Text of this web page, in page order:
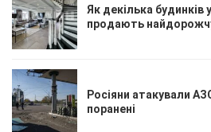
Як декілька
продають
Росіяни атакували
поранені